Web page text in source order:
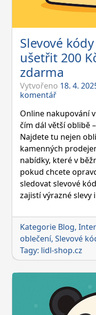
Slevové
ušetřit 200
zdarma
Vytvořeno 18. 4.
komentářon
kódy
lidl-
shop.cz
–
jak
ušetřit
200
Kč
a
získat
zdarma
Online nakupování
čím dál větší oblibě
Najdete tu nejen
kamenných
nabídky, které v
pokud chcete
sledovat slevové
zajistí výrazné
Kategorie Blog,
oblečení, Slevové
Tagy: lidl-shop.cz